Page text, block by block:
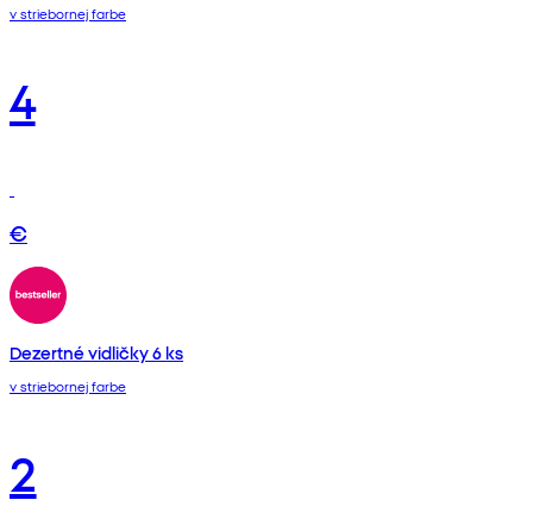
v striebornej farbe
4
€
Dezertné vidličky 6 ks
v striebornej farbe
2